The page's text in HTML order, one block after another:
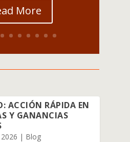
More
ACCIÓN RÁPIDA EN
Y GANANCIAS
| Blog